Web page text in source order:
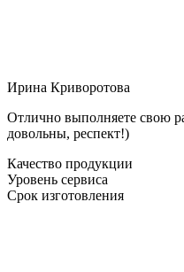
Ирина Криворотова
Отлично выполняете свою
довольны, респект!)
Качество продукции
Уровень сервиса
Срок изготовления